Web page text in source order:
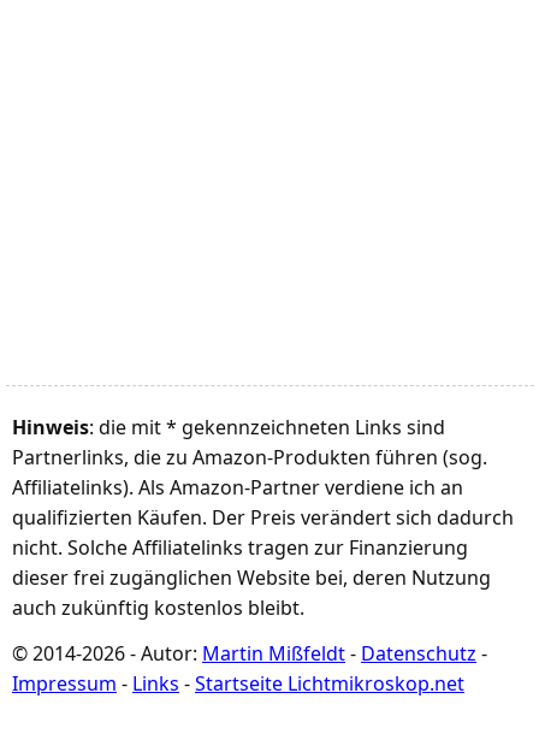
Hinweis: die mit * gekennzeichneten Links sind
Partnerlinks, die zu Amazon-Produkten führen (sog.
Affiliatelinks). Als Amazon-Partner verdiene ich an
qualifizierten Käufen. Der Preis verändert sich dadurch
nicht. Solche Affiliatelinks tragen zur Finanzierung
dieser frei zugänglichen Website bei, deren Nutzung
auch zukünftig kostenlos bleibt.
© 2014-2026 - Autor: Martin Mißfeldt- Datenschutz -
Impressum - Links -Startseite Lichtmikroskop.net